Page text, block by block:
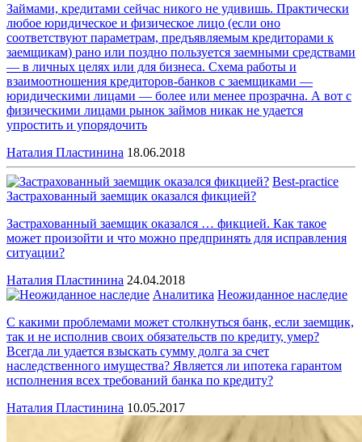
Займами, кредитами сейчас никого не удивишь. Практически
любое юридическое и физическое лицо (если оно
соответствуют параметрам, предъявляемым кредиторами к
заемщикам) рано или поздно пользуется заемными средствами
— в личных целях или для бизнеса. Схема работы и
взаимоотношения кредиторов-банков с заемщиками —
юридическими лицами — более или менее прозрачна. А вот с
физическими лицами рынок займов никак не удается
упростить и упорядочить
Наталия Пластинина 18.06.2018
Best-practice
Застрахованный заемщик оказался фикцией?
Застрахованный заемщик оказался … фикцией. Как такое
может произойти и что можно предпринять для исправления
ситуации?
Наталия Пластинина 24.04.2018
Аналитика Неожиданное наследие
C какими проблемами может столкнуться банк, если заемщик,
так и не исполнив своих обязательств по кредиту, умер?
Всегда ли удается взыскать сумму долга за счет
наследственного имущества? Является ли ипотека гарантом
исполнения всех требований банка по кредиту?
Наталия Пластинина 10.05.2017